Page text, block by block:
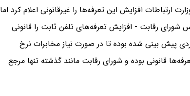
ارتباطات افزایش این تعرفه‌ها را غیرقانونی اعلام کرد اما
رقابت - افزایش تعرفه‌های تلفن ثابت را قانونی
پیش بینی شده بوده تا در صورت نیاز مخابرات نرخ
قانونی بوده و شورای رقابت مانند گذشته تنها مرجع